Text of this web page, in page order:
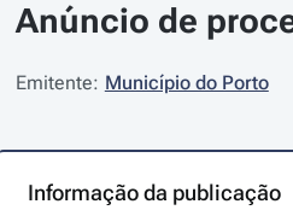
Anúncio de
Emitente: Município do Porto
Informação da publicação